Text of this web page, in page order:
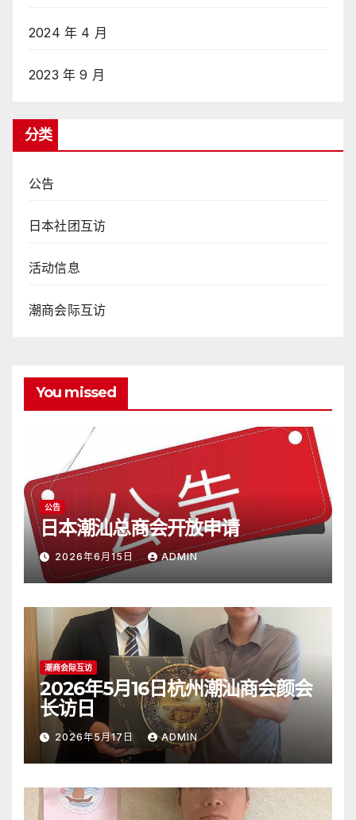
2024 年 4 月
2023 年 9 月
分类
公告
日本社团互访
活动信息
潮商会际互访
You missed
公告
日本潮汕总商会开放申请
2026年6月15日 ADMIN
潮商会际互访
2026年5月16日杭州潮汕商会颜会
长访日
2026年5月17日 ADMIN